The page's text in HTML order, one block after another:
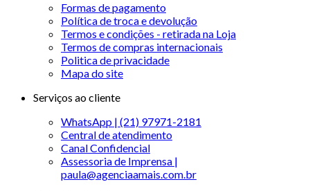
Formas de pagamento
Política de troca e devolução
Termos e condições - retirada na Loja
Termos de compras internacionais
Politica de privacidade
Mapa do site
Serviços ao cliente
WhatsApp | (21) 97971-2181
Central de atendimento
Canal Confidencial
Assessoria de Imprensa |
paula@agenciaamais.com.br